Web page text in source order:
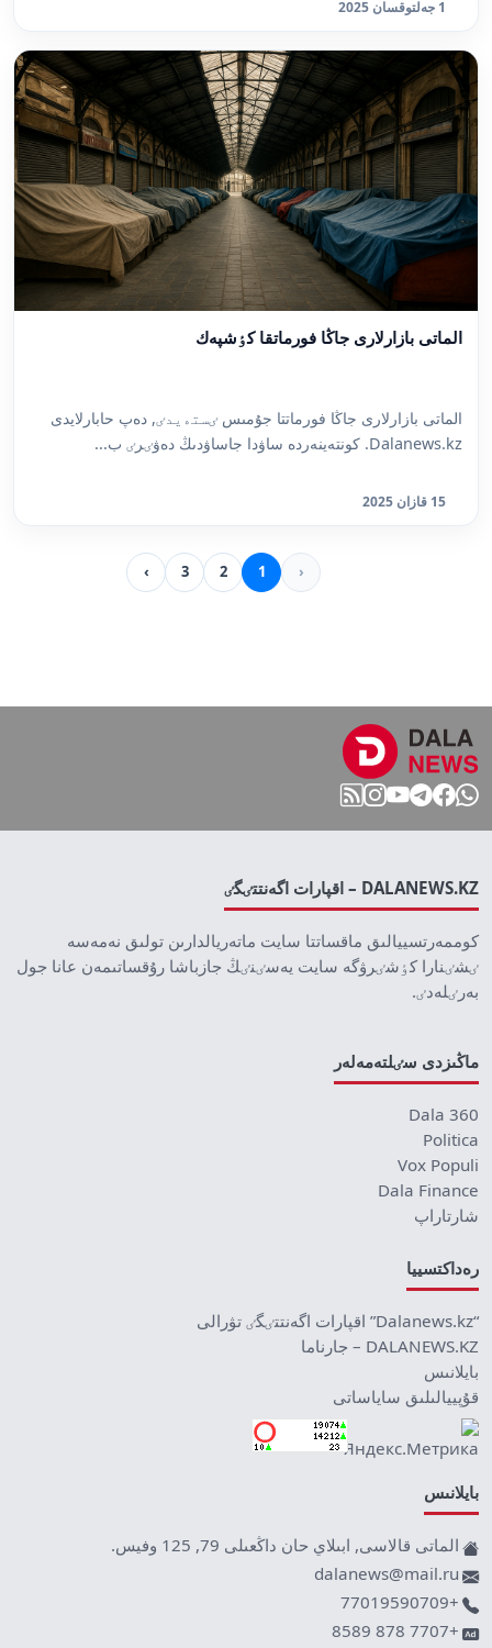
1 جەلتوقسان 2025
الماتى بازارلارى جاڭا فورماتقا كٶشپەك
الماتى بازارلارى جاڭا فورماتتا جۇمىس ٸستەيدٸ, دەپ حابارلايدى
Dalanews.kz. كونتەينەردە ساۋدا جاساۋدىڭ دەۋٸرٸ ب...
15 قازان 2025
‹
1
2
3
›
DALANEWS.KZ – اقپارات اگەنتتٸگٸ
كوممەرتسييالىق ماقساتتا سايت ماتەريالدارىن تولىق نەمەسە
ٸشٸنارا كٶشٸرۋگە سايت يەسٸنٸڭ جازباشا رۇقساتىمەن عانا جول
بەرٸلەدٸ.
ماڭىزدى سٸلتەمەلەر
Dala 360
Politica
Vox Populi
Dala Finance
شارتاراپ
رەداكتسييا
“Dalanews.kz” اقپارات اگەنتتٸگٸ تۋرالى
DALANEWS.KZ – جارناما
بايلانىس
قۇپييالىلىق ساياساتى
بايلانىس
الماتى قالاسى, ابىلاي حان داڭعىلى 79, 125 وفيس.
dalanews@mail.ru
+77019590709
+7707 878 8589